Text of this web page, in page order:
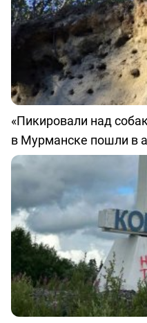
«Пикировали над
в Мурманске пошли в